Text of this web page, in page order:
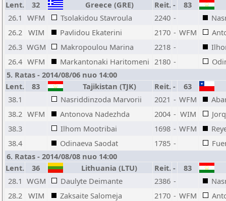
Lent. 32 Greece (GRE) Reit. -
83
26.1
WFM Tsolakidou Stavroula 2240 -
26.2 WIM Pavlidou Ekaterini 2170 - WFM
26.3 WGM Makropoulou Marina 2218 -
26.4 WFM Markantonaki Haritomeni 2180 -
5. Ratas - 2014/08/06 nuo 14:00
Lent.
83 Tajikistan (TJK) Reit. -
63
38.1
Nasriddinzoda Marvorii 2021 - WFM
38.2 WFM Antonova Nadezhda 2004 - WIM
38.3
Ilhom Mootribai 1698 - WFM
38.4
Odinaeva Saodat 1785 -
6. Ratas - 2014/08/08 nuo 14:00
Lent.
36 Lithuania (LTU) Reit. -
83
28.1 WGM Daulyte Deimante 2386 -
28.2 WIM Zaksaite Salomeja 2170 - WFM